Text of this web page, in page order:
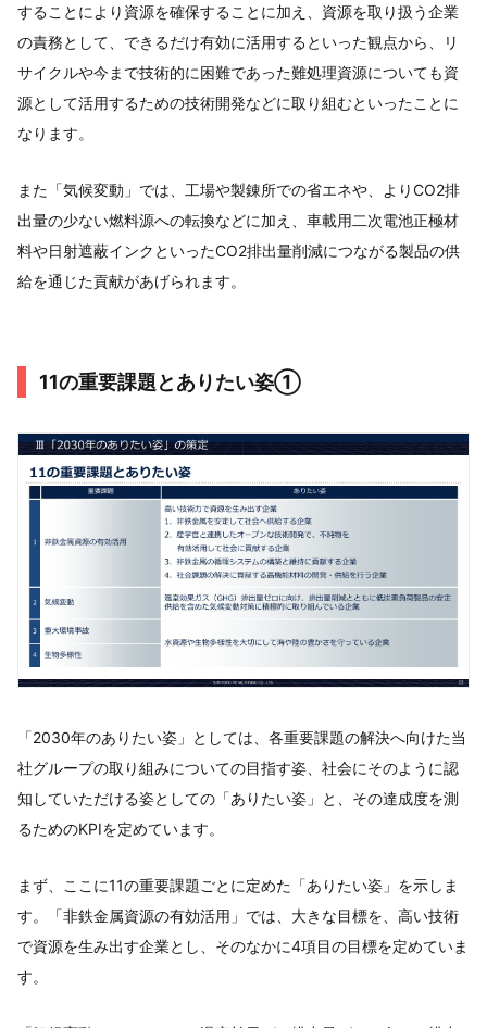
することにより資源を確保することに加え、資源を取り扱う企業
の責務として、できるだけ有効に活用するといった観点から、リ
サイクルや今まで技術的に困難であった難処理資源についても資
源として活用するための技術開発などに取り組むといったことに
なります。
また「気候変動」では、工場や製錬所での省エネや、よりCO2排
出量の少ない燃料源への転換などに加え、車載用二次電池正極材
料や日射遮蔽インクといったCO2排出量削減につながる製品の供
給を通じた貢献があげられます。
11の重要課題とありたい姿①
「2030年のありたい姿」としては、各重要課題の解決へ向けた当
社グループの取り組みについての目指す姿、社会にそのように認
知していただける姿としての「ありたい姿」と、その達成度を測
るためのKPIを定めています。
まず、ここに11の重要課題ごとに定めた「ありたい姿」を示しま
す。「非鉄金属資源の有効活用」では、大きな目標を、高い技術
で資源を生み出す企業とし、そのなかに4項目の目標を定めていま
す。